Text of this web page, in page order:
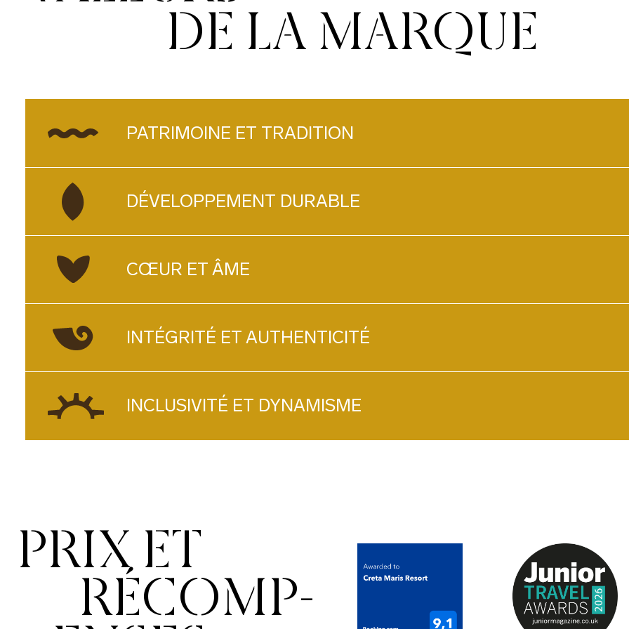
dans le hall, les
collection de
l’exposition
L’hospitalité
attendant que
réconfortante des
monde est
des autres, pour
naturel qu’une
Et même
de trop
Nous sommes
DE LA MARQUE
PATRIMOINE ET TRADITION
DÉVELOPPEMENT DURABLE
CŒUR ET ÂME
INTÉGRITÉ ET AUTHENTICITÉ
INCLUSIVITÉ ET DYNAMISME
PRIX ET
RÉCOMP-